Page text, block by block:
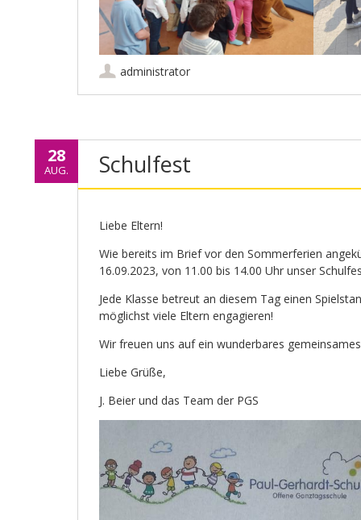
administrator
28
AUG. Schulfest
Liebe Eltern!
Wie bereits im Brief vor den Sommerferien
16.09.2023, von 11.00 bis 14.00 Uhr unser
Jede Klasse betreut an diesem Tag einen
möglichst viele Eltern engagieren!
Wir freuen uns auf ein wunderbares
Liebe Grüße,
J. Beier und das Team der PGS